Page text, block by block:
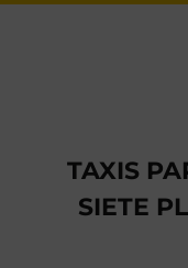
TAXIS
SIETE